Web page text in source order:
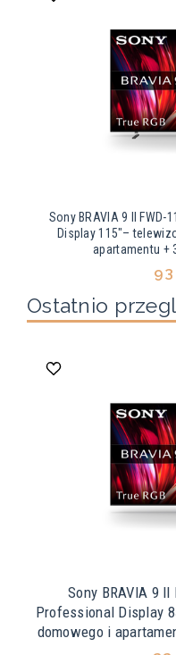
Sony BRAVIA 9 II FWD-
Display 115"–
apartamentu +
93
Ostatnio
Sony BRAVIA 9 II
Professional Display
domowego i